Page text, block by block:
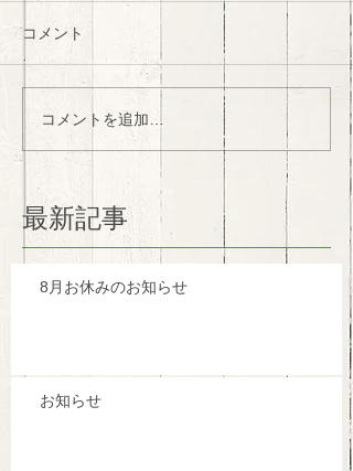
コメント
コメントを追加…
最新記事
8月お休みのお知らせ
お知らせ